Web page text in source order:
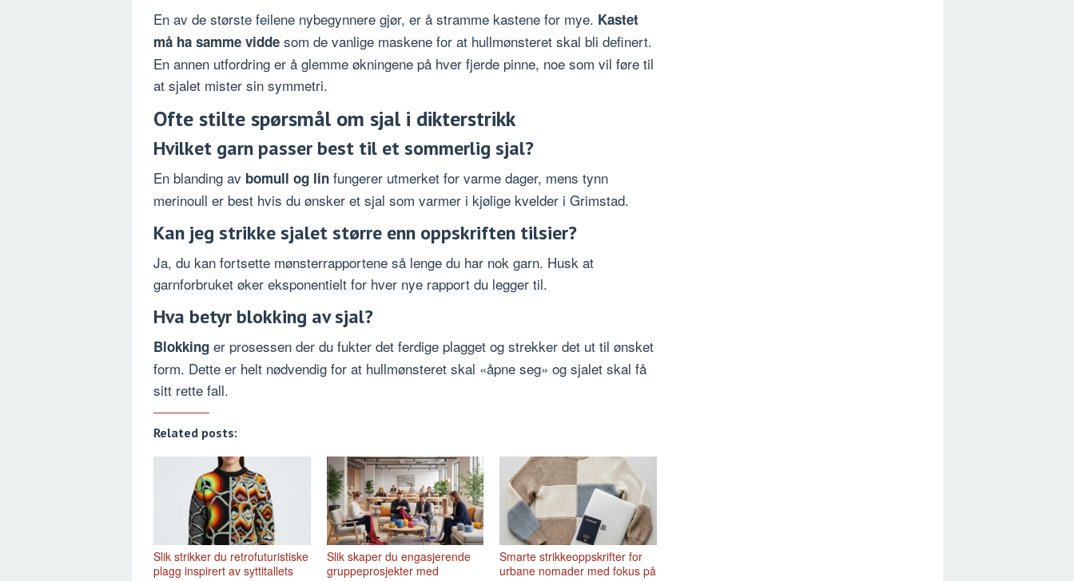
En av de største feilene nybegynnere gjør, er å stramme kastene for mye. Kastet
må ha samme vidde som de vanlige maskene for at hullmønsteret skal bli definert.
En annen utfordring er å glemme økningene på hver fjerde pinne, noe som vil føre til
at sjalet mister sin symmetri.
Ofte stilte spørsmål om sjal i dikterstrikk
Hvilket garn passer best til et sommerlig sjal?
En blanding av bomull og lin fungerer utmerket for varme dager, mens tynn
merinoull er best hvis du ønsker et sjal som varmer i kjølige kvelder i Grimstad.
Kan jeg strikke sjalet større enn oppskriften tilsier?
Ja, du kan fortsette mønsterrapportene så lenge du har nok garn. Husk at
garnforbruket øker eksponentielt for hver nye rapport du legger til.
Hva betyr blokking av sjal?
Blokking er prosessen der du fukter det ferdige plagget og strekker det ut til ønsket
form. Dette er helt nødvendig for at hullmønsteret skal «åpne seg» og sjalet skal få
sitt rette fall.
Related posts:
Slik strikker du retrofuturistiske
plagg inspirert av syttitallets
Slik skaper du engasjerende
gruppeprosjekter med
Smarte strikkeoppskrifter for
urbane nomader med fokus på